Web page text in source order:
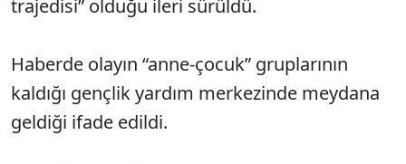
trajedisi” olduğu ileri sürüldü.
Haberde olayın “anne-çocuk” gruplarının
kaldığı gençlik yardım merkezinde meydana
geldiği ifade edildi.